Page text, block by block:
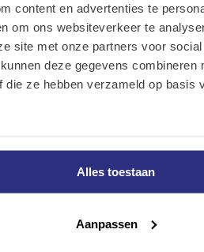
content en advertenties te
om ons websiteverkeer te
site met onze partners voor
deze gegevens combineren
die ze hebben verzameld op basis
Alles toestaan
Aanpassen
19B-
07840-
060012
8715492162939